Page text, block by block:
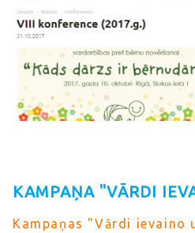
KAMPAŅA "VĀRDI
Kampaņas "Vārdi ievaino